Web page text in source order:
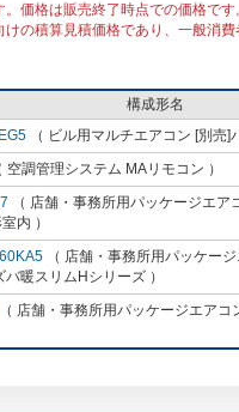
価格は販売終了時点での価格です
の積算見積価格であり、一般消費
構成形名
（ ビル用マルチエアコン [別売]
空調管理システム MAリモコン ）
（ 店舗・事務所用パッケージエア
内 ）
（ 店舗・事務所用パッケー
暖スリムHシリーズ ）
（ 店舗・事務所用パッケージエアコ